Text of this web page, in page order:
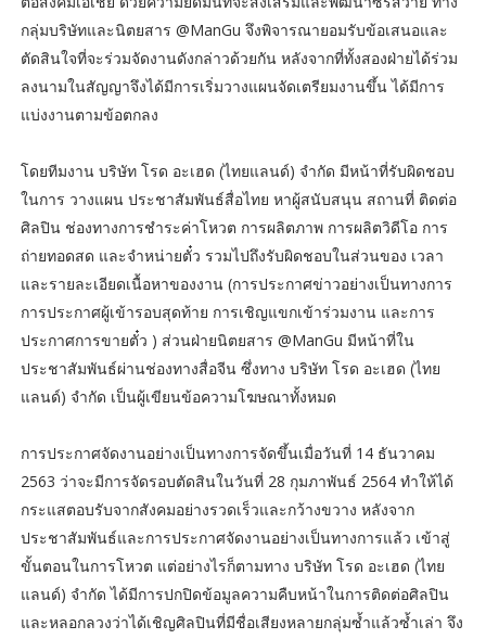
กลุ่มบริษัทและนิตยสาร @ManGu จึงพิจารณายอมรับข้อเสนอและ
ตัดสินใจที่จะร่วมจัดงานดังกล่าวด้วยกัน หลังจากที่ทั้งสองฝ่ายได้ร่วม
ลงนามในสัญญาจึงได้มีการเริ่มวางแผนจัดเตรียมงานขึ้น ได้มีการ
แบ่งงานตามข้อตกลง
โดยทีมงาน บริษัท โรด อะเฮด (ไทยแลนด์) จำกัด มีหน้าที่รับผิดชอบ
ในการ วางแผน ประชาสัมพันธ์สื่อไทย หาผู้สนับสนุน สถานที่ ติดต่อ
ศิลปิน ช่องทางการชำระค่าโหวต การผลิตภาพ การผลิตวิดีโอ การ
ถ่ายทอดสด และจำหน่ายตั๋ว รวมไปถึงรับผิดชอบในส่วนของ เวลา
และรายละเอียดเนื้อหาของงาน (การประกาศข่าวอย่างเป็นทางการ
การประกาศผู้เข้ารอบสุดท้าย การเชิญแขกเข้าร่วมงาน และการ
ประกาศการขายตั๋ว ) ส่วนฝ่ายนิตยสาร @ManGu มีหน้าที่ใน
ประชาสัมพันธ์ผ่านช่องทางสื่อจีน ซึ่งทาง บริษัท โรด อะเฮด (ไทย
แลนด์) จำกัด เป็นผู้เขียนข้อความโฆษณาทั้งหมด
การประกาศจัดงานอย่างเป็นทางการจัดขึ้นเมื่อวันที่ 14 ธันวาคม
2563 ว่าจะมีการจัดรอบตัดสินในวันที่ 28 กุมภาพันธ์ 2564 ทำให้ได้
กระแสตอบรับจากสังคมอย่างรวดเร็วและกว้างขวาง หลังจาก
ประชาสัมพันธ์และการประกาศจัดงานอย่างเป็นทางการแล้ว เข้าสู่
ขั้นตอนในการโหวต แต่อย่างไรก็ตามทาง บริษัท โรด อะเฮด (ไทย
แลนด์) จำกัด ได้มีการปกปิดข้อมูลความคืบหน้าในการติดต่อศิลปิน
และหลอกลวงว่าได้เชิญศิลปินที่มีชื่อเสียงหลายกลุ่มซ้ำแล้วซ้ำเล่า จึง